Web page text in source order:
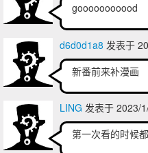
gooooooooood
d6d0d1a8 发表于
新番前来补漫画
LING 发表于 2023/
第一次看的时候